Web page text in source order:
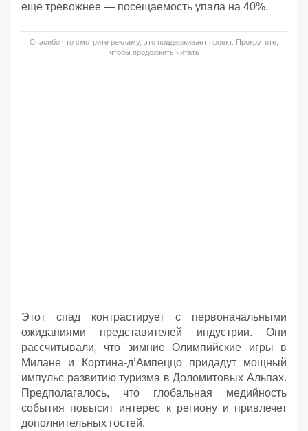
еще тревожнее — посещаемость упала на 40%.
Спасибо что смотрите рекламу, это поддерживает проект. Прокрутите,
чтобы продолжить читать
Этот спад контрастирует с первоначальными
ожиданиями представителей индустрии. Они
рассчитывали, что зимние Олимпийские игры в
Милане и Кортина-д’Ампеццо придадут мощный
импульс развитию туризма в Доломитовых Альпах.
Предполагалось, что глобальная медийность
события повысит интерес к региону и привлечет
дополнительных гостей.